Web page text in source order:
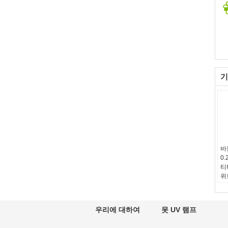
바
티
위
우리에 대하여 못 UV 램프